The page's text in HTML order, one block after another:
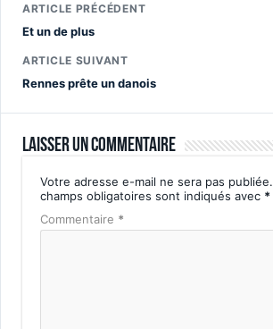
ARTICLE PRÉCÉDENT
Et un de plus
ARTICLE SUIVANT
Rennes prête un danois
Laisser un commentaire
Votre adresse e-mail ne sera pas publiée.
champs obligatoires sont indiqués avec *
Commentaire *